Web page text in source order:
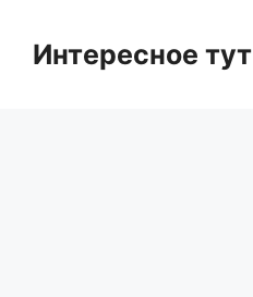
contentИнтересное тут